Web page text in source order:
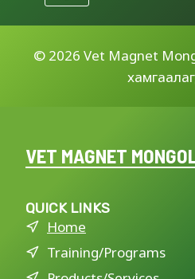
© 2026 Vet Magnet
VET MAGNET
QUICK LINKS
Home
Training/Programs